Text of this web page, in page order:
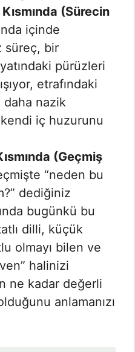
(Sürecin
içinde
süreç, bir
pürüzleri
etrafındaki
daha nazik
iç huzurunu
(Geçmiş
“neden bu
dediğiniz
bugünkü bu
dilli, küçük
olmayı bilen ve
halinizi
ne kadar değerli
anlamanızı